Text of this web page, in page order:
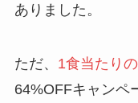
ありました。
ただ、 1食当たり
64%OFFキャンペ